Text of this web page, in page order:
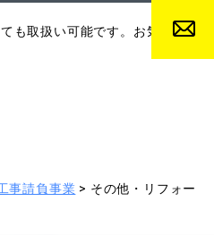
も取扱い可能です。お気軽に
事請負事業 > その他・リフォー